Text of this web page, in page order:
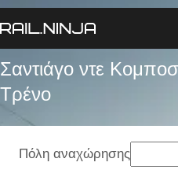
Σαντιάγο ντε
Tρένο
Πόλη αναχώρησης